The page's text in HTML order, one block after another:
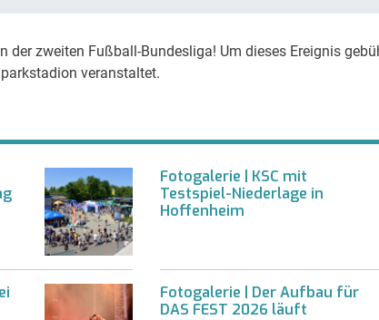
der zweiten Fußball-Bundesliga! Um dieses Ereignis
veranstaltet.
Fotogalerie | KSC mit
Testspiel-Niederlage in
Hoffenheim
Fotogalerie | Der Aufbau für
DAS FEST 2026 läuft